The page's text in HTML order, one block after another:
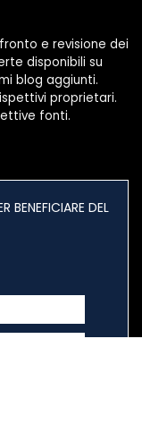
e revisione dei
disponibili su
blog aggiunti.
proprietari.
fonti.
BENEFICIARE DEL